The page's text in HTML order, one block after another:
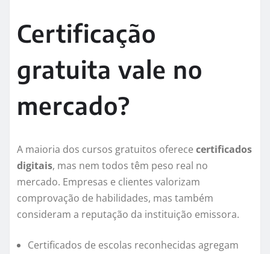
Certificação
gratuita vale no
mercado?
A maioria dos cursos gratuitos oferece certificados
digitais, mas nem todos têm peso real no
mercado. Empresas e clientes valorizam
comprovação de habilidades, mas também
consideram a reputação da instituição emissora.
Certificados de escolas reconhecidas agregam